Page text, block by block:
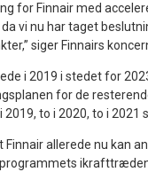
for Finnair med
vi nu har taget
siger Finnairs
i 2019 i stedet for
for de
to i 2020, to i 2021
allerede nu kan